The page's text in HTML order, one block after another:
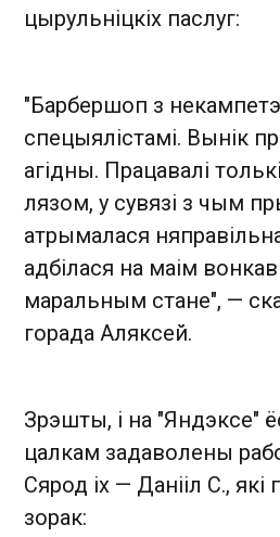
цырульніцкіх паслуг:
"Барбершоп з
спецыялістамі. Вынік
агідны. Працавалі
лязом, у сувязі з чым
атрымалася
адбілася на маім
маральным стане", —
горада Аляксей.
Зрэшты, і на "Яндэксе"
цалкам задаволены
Сярод іх — Данііл С., які
зорак: